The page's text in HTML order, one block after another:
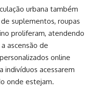
urbana também
suplementos, roupas
proliferam, atendendo
ascensão de
online
indivíduos acessarem
onde estejam.